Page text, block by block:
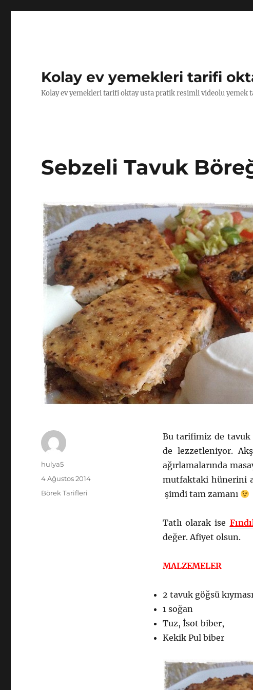
Kolay ev yemekleri tarifi
Kolay ev yemekleri tarifi oktay usta pratik resimli videolu yemek
Sebzeli Tavuk
Bu tarifimiz de tavuk
de lezzetleniyor.
ağırlamalarında
mutfaktaki hünerini
şimdi tam zamanı
Tatlı olarak ise
değer. Afiyet olsun.
MALZEMELER
2 tavuk göğsü kıyması
1 soğan
Tuz, İsot biber,
Kekik Pul biber
Yazar
hulya5
Yayın
tarihi
4 Ağustos 2014
Kategoriler
Börek Tarifleri